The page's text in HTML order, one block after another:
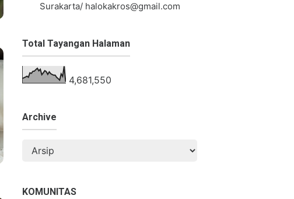
Surakarta/ halokakros@gmail.com
Total Tayangan Halaman
4,681,550
Archive
KOMUNITAS